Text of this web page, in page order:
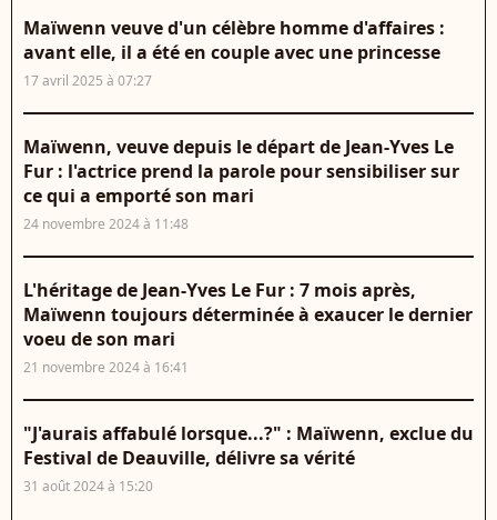
Maïwenn veuve d'un célèbre homme d'affaires :
avant elle, il a été en couple avec une princesse
17 avril 2025 à 07:27
Maïwenn, veuve depuis le départ de Jean-Yves Le
Fur : l'actrice prend la parole pour sensibiliser sur
ce qui a emporté son mari
24 novembre 2024 à 11:48
L'héritage de Jean-Yves Le Fur : 7 mois après,
Maïwenn toujours déterminée à exaucer le dernier
voeu de son mari
21 novembre 2024 à 16:41
"J'aurais affabulé lorsque...?" : Maïwenn, exclue du
Festival de Deauville, délivre sa vérité
31 août 2024 à 15:20